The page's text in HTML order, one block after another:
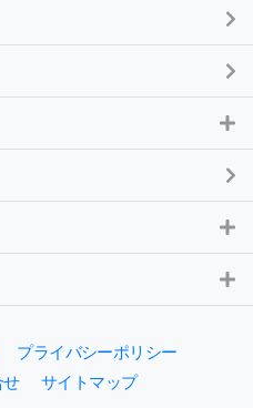
プライバシーポリシー
せ サイトマップ